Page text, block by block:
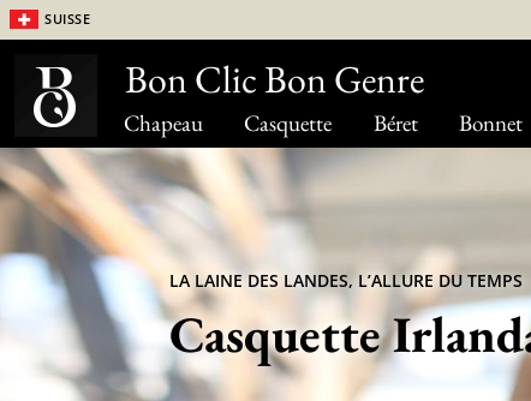
Chapeau Casquette Béret Bonnet
Suisse
LA LAINE DES LANDES, L’ALLURE DU TEMPS
Casquette
Bon Clic Bon Genre